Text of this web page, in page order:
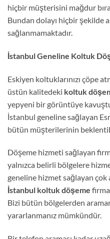
hiçbir müşterisini mağdur
Bundan dolayı hiçbir şekilde
sağlanmamaktadır.
İstanbul Geneline Koltuk
Eskiyen koltuklarınızı çöpe
üstün kalitedeki koltuk
yepyeni bir görüntüye
İstanbul geneline sağlayan
bütün müşterilerinin
Döşeme hizmeti sağlayan
yalnızca belirli bölgelere
geneline hizmet sağlayan çok
İstanbul koltuk döşeme
Bizi bütün bölgelerden
yararlanmanız mümkündür.